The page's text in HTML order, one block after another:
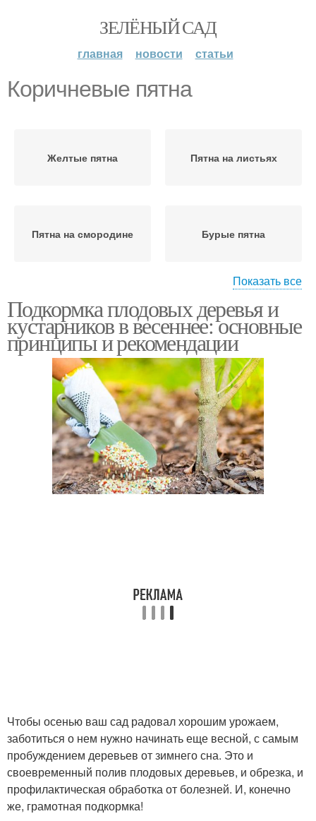
ЗЕЛЁНЫЙ САД
главная новости статьи
Коричневые пятна
Желтые пятна Пятна на листьях
Пятна на смородине Бурые пятна
Ржавые пятна Оранжевые пятна
Пятна на ветках Выпуклые пятна
Пятна при галловой тле Коричневые листы
Показать все
Подкормка плодовых деревья и
кустарников в весеннее: основные
принципы и рекомендации
Чтобы осенью ваш сад радовал хорошим урожаем,
заботиться о нем нужно начинать еще весной, с самым
пробуждением деревьев от зимнего сна. Это и
своевременный полив плодовых деревьев, и обрезка, и
профилактическая обработка от болезней. И, конечно
же, грамотная подкормка!